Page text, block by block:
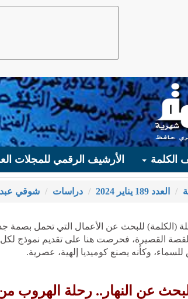
الكلمة الأرشيف الرقمي للمجلات
العدد 189 يناير 2024 دراسات شوقي
(الكلمة) للبحث عن الأعمال التي تحمل بصمة
القصيرة، فحرصت هنا على تقديم نموذج
وكأنه يصنع كوميديا إلهية، عصرية.
عن النهار.. رحلة الهروب من